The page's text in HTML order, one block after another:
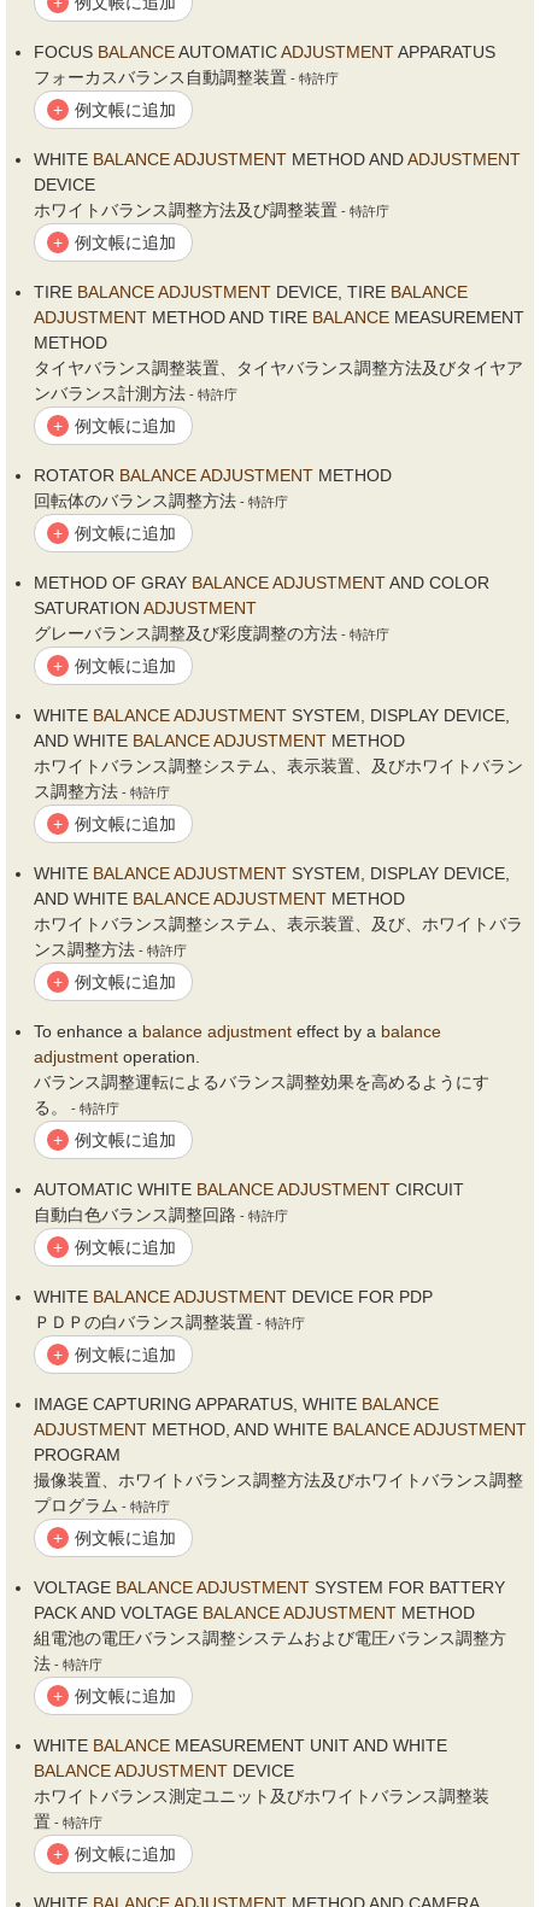
FOCUS BALANCEAUTOMATICADJUSTMENTAPPARATUS
フォーカスバランス自動調整装置 - 特許庁
+ 例文帳に追加
WHITE BALANCEADJUSTMENT METHOD ANDADJUSTMENT
DEVICE
ホワイトバランス調整方法及び調整装置 - 特許庁
+ 例文帳に追加
TIRE BALANCEADJUSTMENT DEVICE, TIRE BALANCE
ADJUSTMENT METHOD AND TIRE BALANCE MEASUREMENT
METHOD
タイヤバランス調整装置、タイヤバランス調整方法及びタイヤア
ンバランス計測方法 - 特許庁
+ 例文帳に追加
ROTATOR BALANCEADJUSTMENT METHOD
回転体のバランス調整方法 - 特許庁
+ 例文帳に追加
METHOD OF GRAY BALANCEADJUSTMENTAND COLOR
SATURATION ADJUSTMENT
グレーバランス調整及び彩度調整の方法 - 特許庁
+ 例文帳に追加
WHITE BALANCEADJUSTMENT SYSTEM, DISPLAY DEVICE,
AND WHITE BALANCEADJUSTMENT METHOD
ホワイトバランス調整システム、表示装置、及びホワイトバラン
ス調整方法 - 特許庁
+ 例文帳に追加
WHITE BALANCEADJUSTMENT SYSTEM, DISPLAY DEVICE,
AND WHITE BALANCEADJUSTMENT METHOD
ホワイトバランス調整システム、表示装置、及び、ホワイトバラ
ンス調整方法 - 特許庁
+ 例文帳に追加
To enhance a balance adjustment effect by a balance
adjustment operation.
バランス調整運転によるバランス調整効果を高めるようにす
る。
- 特許庁
+ 例文帳に追加
AUTOMATIC WHITE BALANCEADJUSTMENT CIRCUIT
自動白色バランス調整回路 - 特許庁
+ 例文帳に追加
WHITE BALANCEADJUSTMENT DEVICE FOR PDP
ＰＤＰの白バランス調整装置 - 特許庁
+ 例文帳に追加
IMAGE CAPTURING APPARATUS, WHITE BALANCE
ADJUSTMENT METHOD, AND WHITE BALANCEADJUSTMENT
PROGRAM
撮像装置、ホワイトバランス調整方法及びホワイトバランス調整
プログラム - 特許庁
+ 例文帳に追加
VOLTAGE BALANCEADJUSTMENT SYSTEM FOR BATTERY
PACK AND VOLTAGE BALANCEADJUSTMENT METHOD
組電池の電圧バランス調整システムおよび電圧バランス調整方
法 - 特許庁
+ 例文帳に追加
WHITE BALANCE MEASUREMENT UNIT AND WHITE
BALANCEADJUSTMENT DEVICE
ホワイトバランス測定ユニット及びホワイトバランス調整装
置 - 特許庁
+ 例文帳に追加